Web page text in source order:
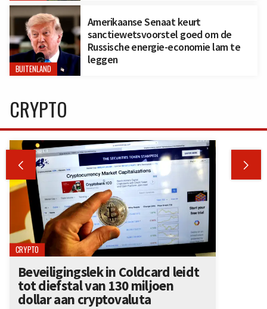
BUITENLAND
Amerikaanse Senaat keurt
sanctiewetsvoorstel goed om de
Russische energie-economie lam te
leggen
CRYPTO
 
CRYPTO
Beveiligingslek in Coldcard leidt
tot diefstal van 130 miljoen
dollar aan cryptovaluta